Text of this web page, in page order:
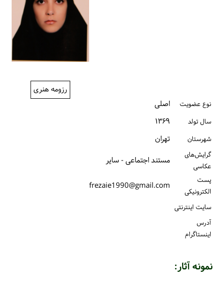
رزومه هنری
نوع عضویت اصلی
سال تولد ۱۳۶۹
شهرستان تهران
گرایش‌های
عکاسی
مستند اجتماعی - سایر
پست
الكترونیكی
frezaie1990@gmail.com
سایت اینترنتی
آدرس
اینستاگرام
نمونه آثار: